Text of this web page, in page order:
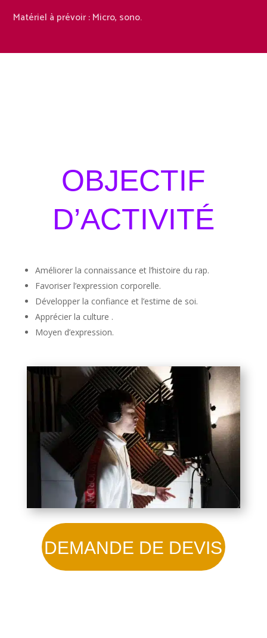
Matériel à prévoir : Micro, sono.
OBJECTIF
D’ACTIVITÉ
Améliorer la connaissance et l’histoire du rap.
Favoriser l’expression corporelle.
Développer la confiance et l’estime de soi.
Apprécier la culture .
Moyen d’expression.
DEMANDE DE DEVIS